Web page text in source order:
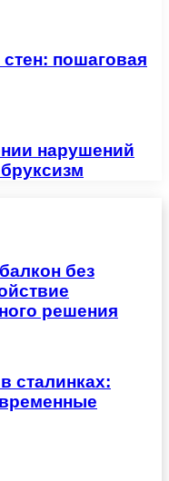
пошаговая
нарушений
без
решения
сталинках: